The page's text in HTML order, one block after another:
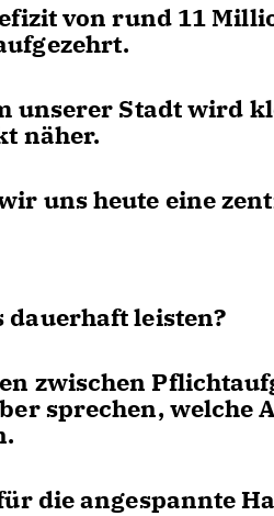
von rund 11
unserer Stadt wird
näher.
uns heute eine
leisten?
zwischen
sprechen, welche
die angespannte